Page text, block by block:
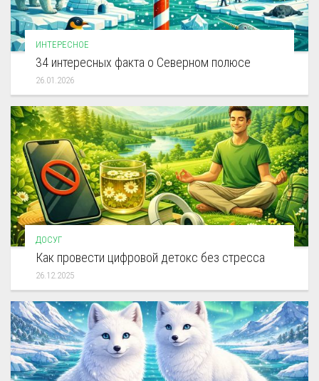
ИНТЕРЕСНОЕ
34 интересных факта о Северном полюсе
26.01.2026
ДОСУГ
Как провести цифровой детокс без стресса
26.12.2025